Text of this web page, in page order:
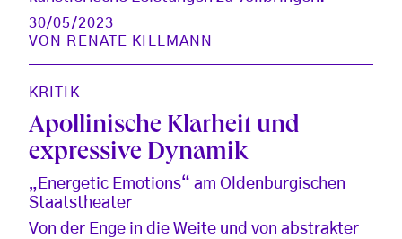
30/05/2023
VON
RENATE KILLMANN
KRITIK
Apollinische Klarheit und
expressive Dynamik
„Energetic Emotions“ am Oldenburgischen
Staatstheater
Von der Enge in die Weite und von abstrakter